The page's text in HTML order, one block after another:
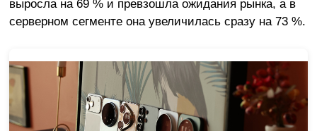
выросла на 69 % и превзошла ожидания рынка, а в
серверном сегменте она увеличилась сразу на 73 %.